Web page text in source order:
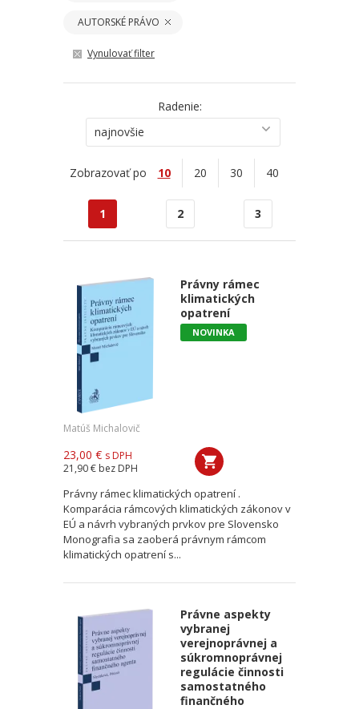
AUTORSKÉ PRÁVO
Vynulovať filter
Radenie:
najnovšie
Zobrazovať po 10 20 30 40
1 2 3
Právny rámec
klimatických
opatrení
NOVINKA
Matúš Michalovič
23,00 € s DPH
21,90 € bez DPH
Právny rámec klimatických opatrení .
Komparácia rámcových klimatických zákonov v
EÚ a návrh vybraných prvkov pre Slovensko
Monografia sa zaoberá právnym rámcom
klimatických opatrení s...
Právne aspekty
vybranej
verejnoprávnej a
súkromnoprávnej
regulácie činnosti
samostatného
finančného